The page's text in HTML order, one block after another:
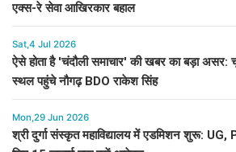
एक्स-रे सेवा आखिरकार बहाल
Sat,4 Jul 2026
ऐसे होता है 'चंदौली समाचार' की खबर का बड़ा
स्थल पहुंचे नौगढ़ BDO राकेश सिंह
Mon,29 Jun 2026
श्री दुर्गा संस्कृत महाविद्यालय में एडमिशन शुरू: UG,